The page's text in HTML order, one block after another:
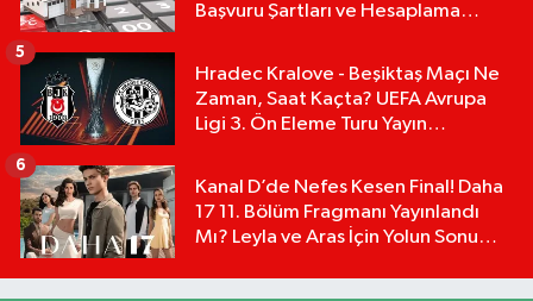
Başvuru Şartları ve Hesaplama
Hradec Kralove - Beşiktaş Maçı Ne
Zaman, Saat Kaçta? UEFA Avrupa
Ligi 3. Ön Eleme Turu Yayın
5
Kanal D’de Nefes Kesen Final! Daha
17 11. Bölüm Fragmanı Yayınlandı
Mı? Leyla ve Aras İçin Yolun Sonu
6